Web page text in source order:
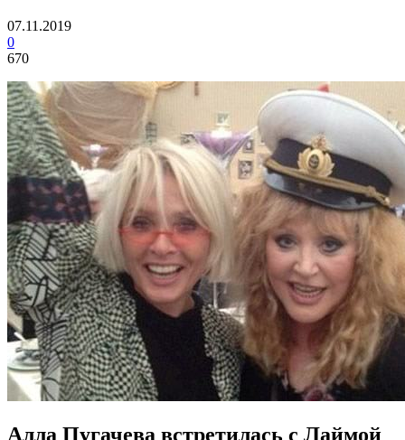
07.11.2019
0
670
Алла Пугачева встретилась с Лаймой